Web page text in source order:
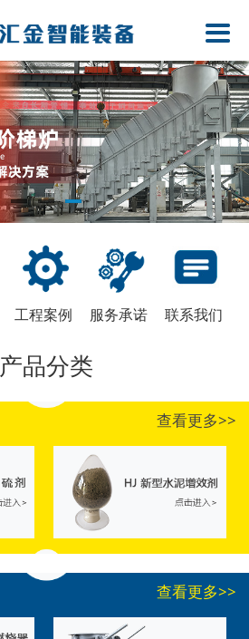
工程案例 服务承诺 联系我们
产品分类
查看更多>>
查看更多>>